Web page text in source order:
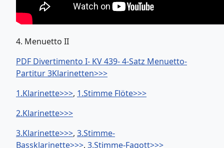
4. Menuetto II
PDF Divertimento I- KV 439- 4-Satz Menuetto-
Partitur 3Klarinetten>>>
1.Klarinette>>>, 1.Stimme Flöte>>>
2.Klarinette>>>
3.Klarinette>>>, 3.Stimme-
Bassklarinette>>>, 3.Stimme-Fagott>>>